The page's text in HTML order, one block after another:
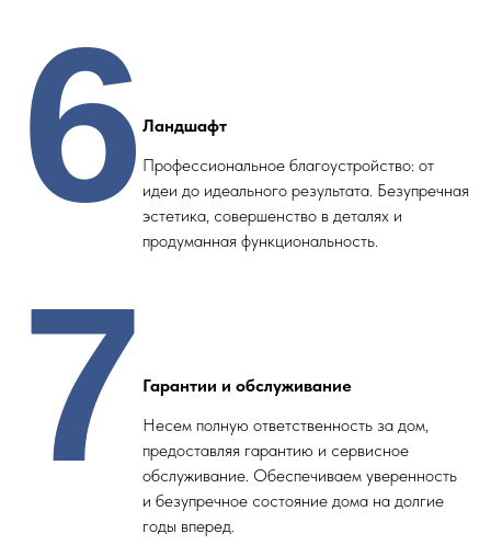
Ландшафт
Профессиональное благоустройство: от
идеи до идеального результата. Безупречная
эстетика, совершенство в деталях и
продуманная функциональность.
6
Гарантии и обслуживание
Несем полную ответственность за дом,
предоставляя гарантию и сервисное
обслуживание. Обеспечиваем уверенность
и безупречное состояние дома на долгие
годы вперед.
7